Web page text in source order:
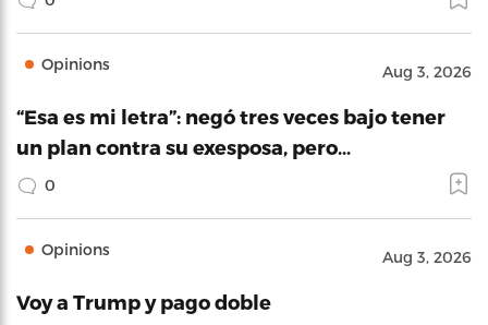
Opinions Aug 3, 2026
“Esa es mi letra”: negó tres veces bajo tener
un plan contra su exesposa, pero…
0
Opinions Aug 3, 2026
Voy a Trump y pago doble